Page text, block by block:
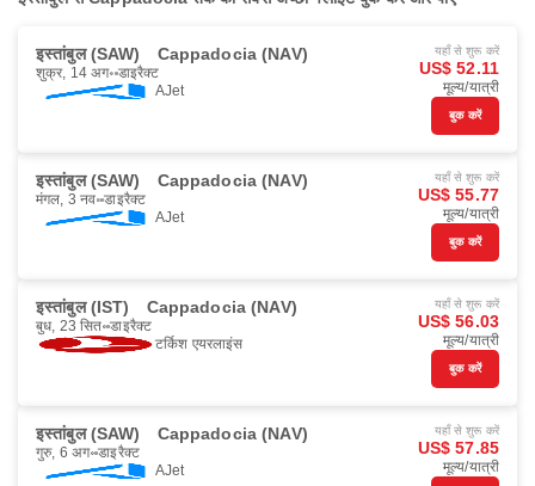
इस्तांबुल (SAW) Cappadocia (NAV)
शुक्र, 14 अग॰ डाइरैक्ट
AJet
यहाँ से शुरू करें
US$ 52.11
मूल्य/यात्री
बुक करें
इस्तांबुल (SAW) Cappadocia (NAV)
मंगल, 3 नव॰ डाइरैक्ट
AJet
यहाँ से शुरू करें
US$ 55.77
मूल्य/यात्री
बुक करें
इस्तांबुल (IST) Cappadocia (NAV)
बुध, 23 सित॰ डाइरैक्ट
टर्किश एयरलाइंस
यहाँ से शुरू करें
US$ 56.03
मूल्य/यात्री
बुक करें
इस्तांबुल (SAW) Cappadocia (NAV)
गुरु, 6 अग॰ डाइरैक्ट
AJet
यहाँ से शुरू करें
US$ 57.85
मूल्य/यात्री